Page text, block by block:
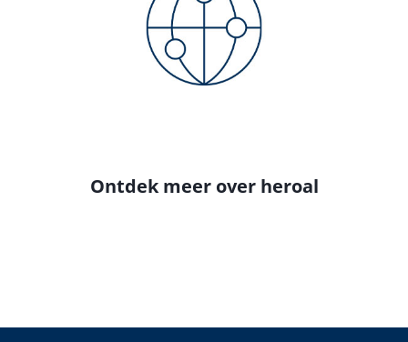
Ontdek meer over heroal